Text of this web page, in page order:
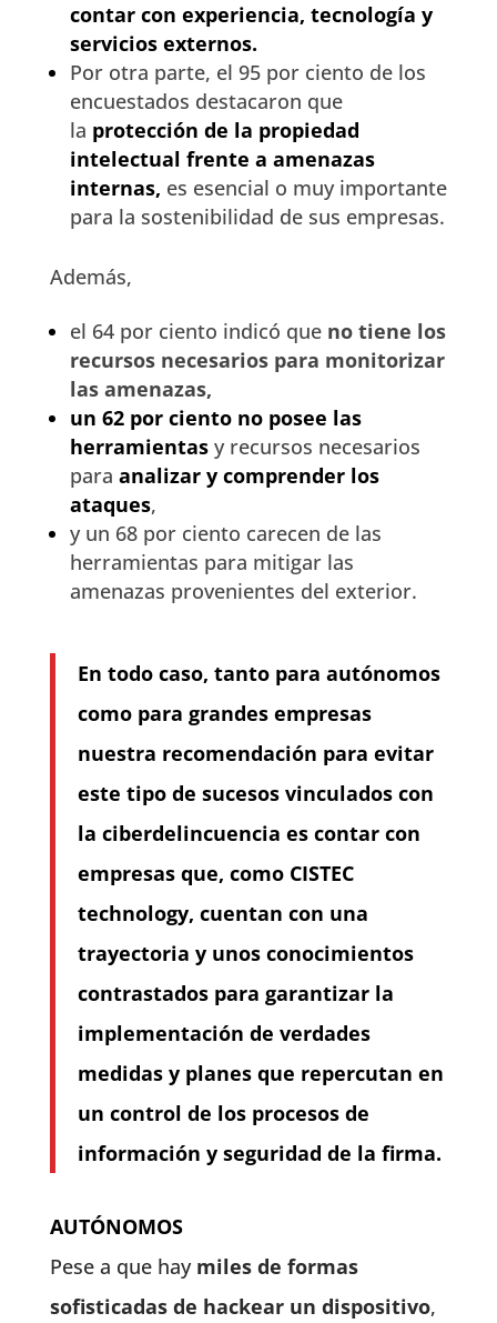
contar con experiencia, tecnología y
servicios externos.
Por otra parte, el 95 por ciento de los
encuestados destacaron que
la protección de la propiedad
intelectual frente a amenazas
internas, es esencial o muy importante
para la sostenibilidad de sus empresas.
Además,
el 64 por ciento indicó queno tiene los
recursos necesarios para monitorizar
las amenazas,
un 62 por ciento no posee las
herramientasy recursos necesarios
para analizar y comprender los
ataques,
y un 68 por ciento carecen de las
herramientas para mitigar las
amenazas provenientes del exterior.
En todo caso, tanto para autónomos
como para grandes empresas
nuestra recomendación para evitar
este tipo de sucesos vinculados con
la ciberdelincuencia es contar con
empresas que, como CISTEC
technology, cuentan con una
trayectoria y unos conocimientos
contrastados para garantizar la
implementación de verdades
medidas y planes que repercutan en
un control de los procesos de
información y seguridad de la firma.
AUTÓNOMOS
Pese a que hay miles de formas
sofisticadas de hackear un dispositivo,